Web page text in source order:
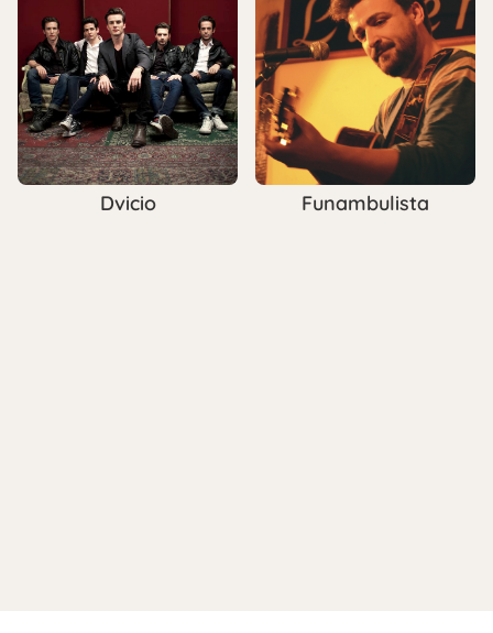
Dvicio Funambulista